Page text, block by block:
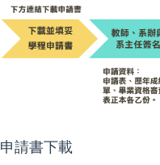
申請書下載